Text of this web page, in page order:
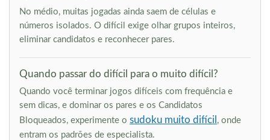
No médio, muitas jogadas ainda saem de células e
números isolados. O difícil exige olhar grupos inteiros,
eliminar candidatos e reconhecer pares.
Quando passar do difícil para o muito difícil?
Quando você terminar jogos difíceis com frequência e
sem dicas, e dominar os pares e os Candidatos
Bloqueados, experimente o sudoku muito difícil , onde
entram os padrões de especialista.